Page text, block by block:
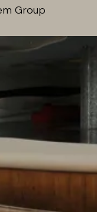
Group